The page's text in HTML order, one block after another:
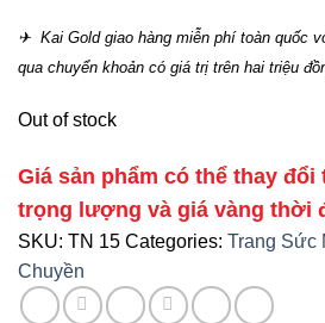
✈ Kai Gold giao hàng miễn phí toàn quốc
qua chuyển khoản có giá trị trên hai triệu
Out of stock
Giá sản phẩm có thể thay đổi
trọng lượng và giá vàng thời
SKU: TN 15 Categories: Trang Sức
Chuyền